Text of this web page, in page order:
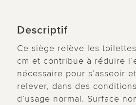
Descriptif
Ce siège relève les
cm et contribue à réduire
nécessaire pour s’asseoir
relever, dans des conditions
d’usage normal. Surface